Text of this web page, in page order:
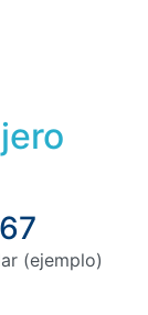
(ejemplo)